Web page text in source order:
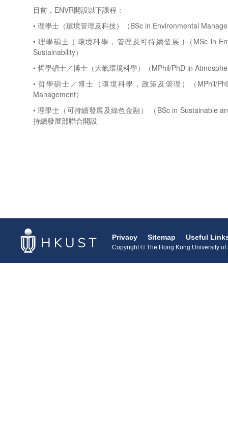
目前，ENVR開設以下課程：
• 理學士（環境管理及科技）（BSc in Environmental
• 理學碩士 ( 環境科學，管理及可持續發展 )（MSc in
Sustainability）
• 哲學碩士／博士（大氣環境科學）（MPhil/PhD in
• 哲學碩士／博士（環境科學，政策及管理）（MPhil/
Management）
• 理學士（可持續發展及綠色金融） （BSc in Sustainable
持續發展部聯合開設
Privacy Sitemap Useful
Copyright © The Hong Kong University